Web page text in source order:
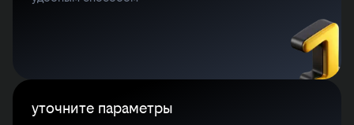
уточните параметры